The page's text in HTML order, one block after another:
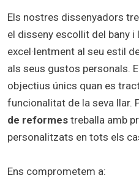
Els nostres dissenyadors
el disseny escollit del bany i
excel·lentment al seu estil
als seus gustos personals.
objectius únics quan es
funcionalitat de la seva llar.
de reformes treballa amb
personalitzats en tots els
Ens comprometem a: